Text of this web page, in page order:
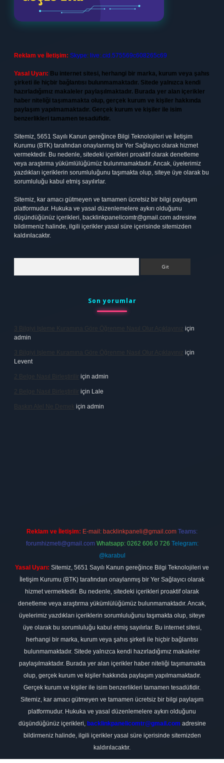
Reklam ve İletişim: Skype: live:.cid.575569c608265c69
Yasal Uyarı: Bu internet sitesi, herhangi bir marka, kurum veya şahıs
şirketi ile hiçbir bağlantısı bulunmamaktadır. Sitede yalnızca kendi
hazırladığımız makaleler paylaşılmaktadır. Burada yer alan içerikler
haber niteliği taşımamakta olup, gerçek kurum ve kişiler hakkında
paylaşım yapılmamaktadır. Gerçek kurum ve kişiler ile isim
benzerlikleri tamamen tesadüfidir.
Sitemiz, 5651 Sayılı Kanun gereğince Bilgi Teknolojileri ve İletişim
Kurumu (BTK) tarafından onaylanmış bir Yer Sağlayıcı olarak hizmet
vermektedir. Bu nedenle, sitedeki içerikleri proaktif olarak denetleme
veya araştırma yükümlülüğümüz bulunmamaktadır. Ancak, üyelerimiz
yazdıkları içeriklerin sorumluluğunu taşımakta olup, siteye üye olarak bu
sorumluluğu kabul etmiş sayılırlar.
Sitemiz, kar amacı gütmeyen ve tamamen ücretsiz bir bilgi paylaşım
platformudur. Hukuka ve yasal düzenlemelere aykırı olduğunu
düşündüğünüz içerikleri, backlinkpanelicomtr@gmail.com adresine
bildirmeniz halinde, ilgili içerikler yasal süre içerisinde sitemizden
kaldırılacaktır.
Son yorumlar
3 Bilgiyi Işleme Kuramına Göre Öğrenme Nasıl Olur Açıklayınız için
admin
3 Bilgiyi Işleme Kuramına Göre Öğrenme Nasıl Olur Açıklayınız için
Levent
2 Belge Nasıl Birleştirilir için admin
2 Belge Nasıl Birleştirilir için Lale
Baskın Alel Ne Demek için admin
Reklam ve İletişim: E-mail: backlinkpaneli@gmail.com Teams:
forumhizmeti@gmail.com Whatsapp: 0262 606 0 726 Telegram:
@karabul
Yasal Uyarı: Sitemiz, 5651 Sayılı Kanun gereğince Bilgi Teknolojileri ve
İletişim Kurumu (BTK) tarafından onaylanmış bir Yer Sağlayıcı olarak
hizmet vermektedir. Bu nedenle, sitedeki içerikleri proaktif olarak
denetleme veya araştırma yükümlülüğümüz bulunmamaktadır. Ancak,
üyelerimiz yazdıkları içeriklerin sorumluluğunu taşımakta olup, siteye
üye olarak bu sorumluluğu kabul etmiş sayılırlar. Bu internet sitesi,
herhangi bir marka, kurum veya şahıs şirketi ile hiçbir bağlantısı
bulunmamaktadır. Sitede yalnızca kendi hazırladığımız makaleler
paylaşılmaktadır. Burada yer alan içerikler haber niteliği taşımamakta
olup, gerçek kurum ve kişiler hakkında paylaşım yapılmamaktadır.
Gerçek kurum ve kişiler ile isim benzerlikleri tamamen tesadüfidir.
Sitemiz, kar amacı gütmeyen ve tamamen ücretsiz bir bilgi paylaşım
platformudur. Hukuka ve yasal düzenlemelere aykırı olduğunu
düşündüğünüz içerikleri, backlinkpanelicomtr@gmail.com adresine
bildirmeniz halinde, ilgili içerikler yasal süre içerisinde sitemizden
kaldırılacaktır.